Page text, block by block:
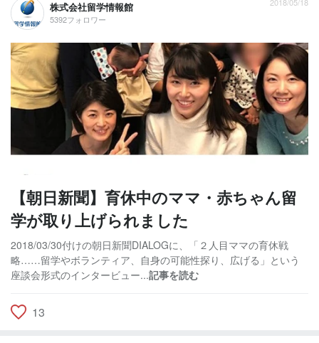
株式会社留学情報館
5392フォロワー
【朝日新聞】育休中のママ・赤ちゃん留
学が取り上げられました
2018/03/30付けの朝日新聞DIALOGに、「２人目ママの育休戦
略……留学やボランティア、自身の可能性探り、広げる」という
座談会形式のインタービュー...記事を読む
13